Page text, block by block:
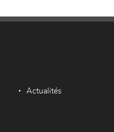
Actualités